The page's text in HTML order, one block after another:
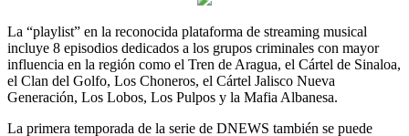
La “playlist” en la reconocida plataforma de streaming musical
incluye 8 episodios dedicados a los grupos criminales con mayor
influencia en la región como el Tren de Aragua, el Cártel de Sinaloa,
el Clan del Golfo, Los Choneros, el Cártel Jalisco Nueva
Generación, Los Lobos, Los Pulpos y la Mafia Albanesa.
La primera temporada de la serie de DNEWS también se puede